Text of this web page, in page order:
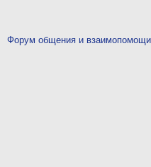
Форум общения и